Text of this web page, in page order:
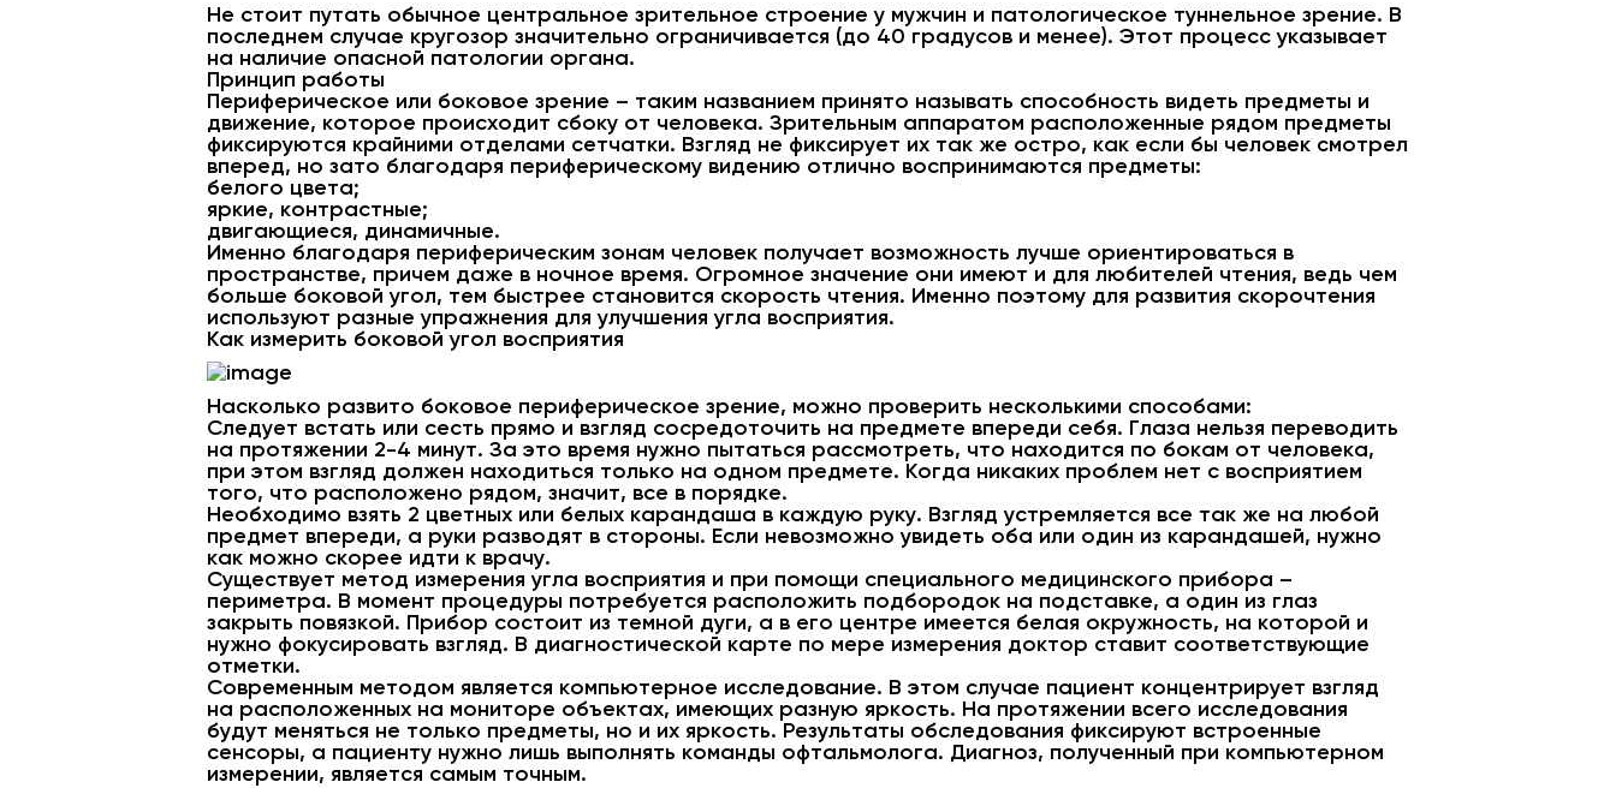
Не стоит путать обычное центральное зрительное строение у мужчин и патологическое туннельное зрение. В
последнем случае кругозор значительно ограничивается (до 40 градусов и менее). Этот процесс указывает
на наличие опасной патологии органа.
Принцип работы
Периферическое или боковое зрение – таким названием принято называть способность видеть предметы и
движение, которое происходит сбоку от человека. Зрительным аппаратом расположенные рядом предметы
фиксируются крайними отделами сетчатки. Взгляд не фиксирует их так же остро, как если бы человек смотрел
вперед, но зато благодаря периферическому видению отлично воспринимаются предметы:
белого цвета;
яркие, контрастные;
двигающиеся, динамичные.
Именно благодаря периферическим зонам человек получает возможность лучше ориентироваться в
пространстве, причем даже в ночное время. Огромное значение они имеют и для любителей чтения, ведь чем
больше боковой угол, тем быстрее становится скорость чтения. Именно поэтому для развития скорочтения
используют разные упражнения для улучшения угла восприятия.
Как измерить боковой угол восприятия
Насколько развито боковое периферическое зрение, можно проверить несколькими способами:
Следует встать или сесть прямо и взгляд сосредоточить на предмете впереди себя. Глаза нельзя переводить
на протяжении 2-4 минут. За это время нужно пытаться рассмотреть, что находится по бокам от человека,
при этом взгляд должен находиться только на одном предмете. Когда никаких проблем нет с восприятием
того, что расположено рядом, значит, все в порядке.
Необходимо взять 2 цветных или белых карандаша в каждую руку. Взгляд устремляется все так же на любой
предмет впереди, а руки разводят в стороны. Если невозможно увидеть оба или один из карандашей, нужно
как можно скорее идти к врачу.
Существует метод измерения угла восприятия и при помощи специального медицинского прибора –
периметра. В момент процедуры потребуется расположить подбородок на подставке, а один из глаз
закрыть повязкой. Прибор состоит из темной дуги, а в его центре имеется белая окружность, на которой и
нужно фокусировать взгляд. В диагностической карте по мере измерения доктор ставит соответствующие
отметки.
Современным методом является компьютерное исследование. В этом случае пациент концентрирует взгляд
на расположенных на мониторе объектах, имеющих разную яркость. На протяжении всего исследования
будут меняться не только предметы, но и их яркость. Результаты обследования фиксируют встроенные
сенсоры, а пациенту нужно лишь выполнять команды офтальмолога. Диагноз, полученный при компьютерном
измерении, является самым точным.